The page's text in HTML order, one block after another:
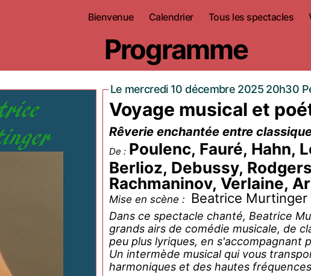
Bienvenue Calendrier Tous les spectacles
Programme
Le mercredi 10 décembre 2025 20h30
Voyage musical et
Rêverie enchantée entre
De : Poulenc, Fauré, Hahn,
Berlioz, Debussy,
Rachmaninov, Verlaine,
Mise en scène : Beatrice Murtinger
Dans ce spectacle chanté, Beatrice
grands airs de comédie musicale, de
peu plus lyriques, en s'accompagnant
Un intermède musical qui vous
harmoniques et des hautes